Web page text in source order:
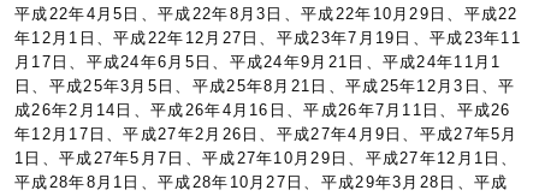
平成22年4月5日、平成22年8月3日、平成22年10月29日、平成22
年12月1日、平成22年12月27日、平成23年7月19日、平成23年11
月17日、平成24年6月5日、平成24年9月21日、平成24年11月1
日、平成25年3月5日、平成25年8月21日、平成25年12月3日、平
成26年2月14日、平成26年4月16日、平成26年7月11日、平成26
年12月17日、平成27年2月26日、平成27年4月9日、平成27年5月
1日、平成27年5月7日、平成27年10月29日、平成27年12月1日、
平成28年8月1日、平成28年10月27日、平成29年3月28日、平成